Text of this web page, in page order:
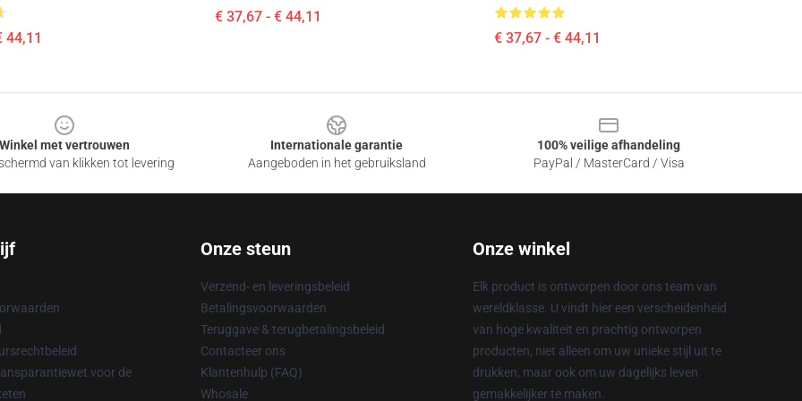
44,11
€ 37,67 - € 44,11
€ 37,67 - € 44,11
Winkel met vertrouwen
van klikken tot levering
Internationale garantie
Aangeboden in het gebruiksland
100% veilige afhandeling
PayPal / MasterCard / Visa
voor de
Onze steun
Verzend- en leveringsbeleid
Betalingsvoorwaarden
Teruggave & terugbetalingsbeleid
Contacteer ons
Klantenhulp (FAQ)
Whosale
Onze winkel
Elk product is ontworpen door ons team van
wereldklasse. U vindt hier een verscheidenheid
van hoge kwaliteit en prachtig ontworpen
producten, niet alleen om uw unieke stijl uit te
drukken, maar ook om uw dagelijks leven
gemakkelijker te maken.